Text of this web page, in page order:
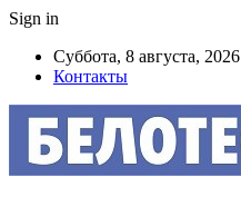
Sign in
Суббота, 8 августа, 2026
Контакты